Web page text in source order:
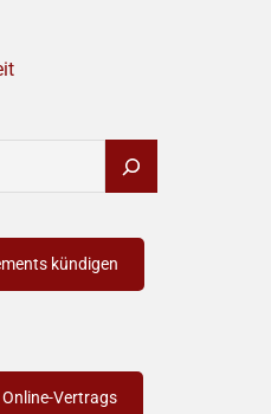
kündigen
Vertrags